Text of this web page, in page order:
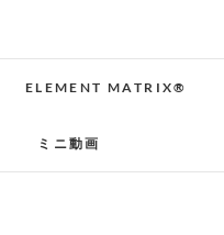
ELEMENT MATRIX®
ミニ動画